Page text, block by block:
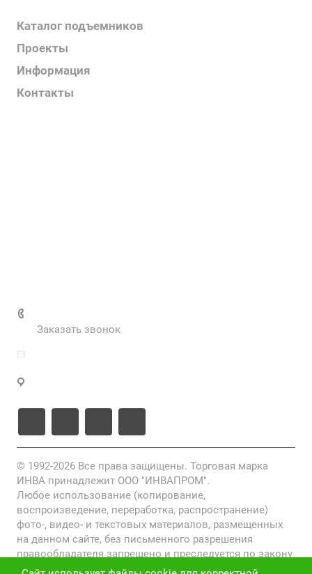
Каталог подъемников
Проекты
Информация
Контакты
Заказать звонок
© 1992-2026 Все права защищены. Торговая марка
ИНВА принадлежит ООО "ИНВАПРОМ".
Любое использование (копирование,
воспроизведение, переработка, распространение)
фото-, видео- и текстовых материалов, размещенных
на данном сайте, без письменного разрешения
правообладателя запрещено и преследуется по закону
(ст. 1301 ГК РФ).